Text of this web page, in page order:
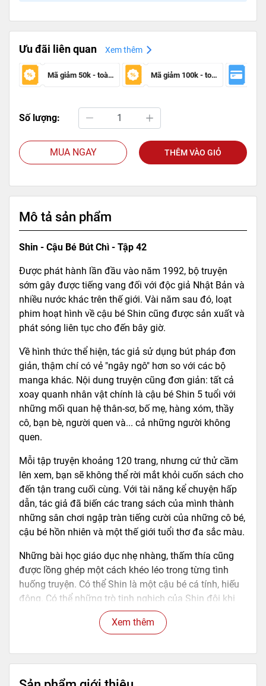
Ưu đãi liên quan Xem thêm
Mã giảm 50k - toàn sàn Mã giảm 100k - toàn sàn
Số lượng:
MUA NGAY THÊM VÀO GIỎ
Mô tả sản phẩm
Shin - Cậu Bé Bút Chì - Tập 42
Được phát hành lần đầu vào năm 1992, bộ truyện
sớm gây được tiếng vang đối với độc giả Nhật Bản và
nhiều nước khác trên thế giới. Vài năm sau đó, loạt
phim hoạt hình về cậu bé Shin cũng được sản xuất và
phát sóng liên tục cho đến bây giờ.
Về hình thức thể hiện, tác giả sử dụng bút pháp đơn
giản, thậm chí có vẻ "ngây ngô" hơn so với các bộ
manga khác. Nội dung truyện cũng đơn giản: tất cả
xoay quanh nhân vật chính là cậu bé Shin 5 tuổi với
những mối quan hệ thân-sơ, bố mẹ, hàng xóm, thầy
cô, bạn bè, người quen và... cả những người không
quen.
Mỗi tập truyện khoảng 120 trang, nhưng cứ thử cầm
lên xem, bạn sẽ không thể rời mắt khỏi cuốn sách cho
đến tận trang cuối cùng. Với tài năng kể chuyện hấp
dẫn, tác giả đã biến các trang sách của mình thành
những sân chơi ngập tràn tiếng cười của những cô bé,
cậu bé hồn nhiên và một thế giới tuổi thơ đa sắc màu.
Những bài học giáo dục nhẹ nhàng, thấm thía cũng
được lồng ghép một cách khéo léo trong từng tình
huống truyện. Có thể Shin là một cậu bé cá tính, hiếu
động. Có thể những trò tinh nghịch của Shin đôi khi
quá trớn, chẳng chừa một ai. Nhưng sau những "sự
cố" do Shin gây ra, người lớn thấy mình cần "quan
chắc hẳn cũng được dịp nhìn nhận lại bản thân, để
Xem thêm